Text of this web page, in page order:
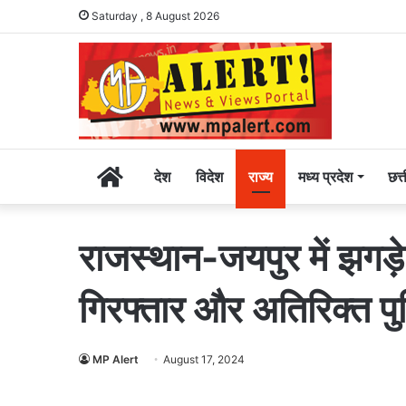
Saturday , 8 August 2026
Homeदेश विदेश राज्य मध्य प्रदेश
राजस्थान-जयपुर में
गिरफ्तार और अतिरिक्त
MP Alert August 17, 2024